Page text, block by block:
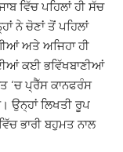
ਵਿੱਚ ਪਹਿਲਾਂ ਹੀ ਸੱਚ
ਨੇ ਚੋਣਾਂ ਤੋਂ ਪਹਿਲਾਂ
ਅਤੇ ਅਜਿਹਾ ਹੀ
ਕਈ ਭਵਿੱਖਬਾਣੀਆਂ
‘ਚ ਪ੍ਰੈੱਸ ਕਾਨਫਰੰਸ
ਉਨ੍ਹਾਂ ਲਿਖਤੀ ਰੂਪ
ਭਾਰੀ ਬਹੁਮਤ ਨਾਲ